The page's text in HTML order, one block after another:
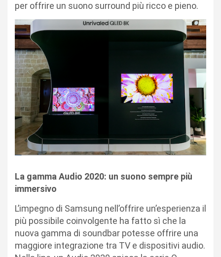
per offrire un suono surround più ricco e pieno.
La gamma Audio 2020: un suono sempre più
immersivo
L’impegno di Samsung nell’offrire un’esperienza il
più possibile coinvolgente ha fatto sì che la
nuova gamma di soundbar potesse offrire una
maggiore integrazione tra TV e dispositivi audio.